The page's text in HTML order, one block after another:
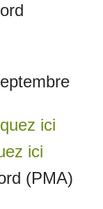
ici
ici
(PMA)